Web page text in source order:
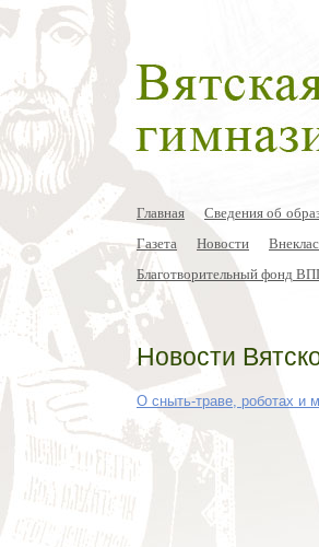
Главная Сведения об
Газета
Новости
Благотворительный фонд
Новости
О сныть-траве, роботах и